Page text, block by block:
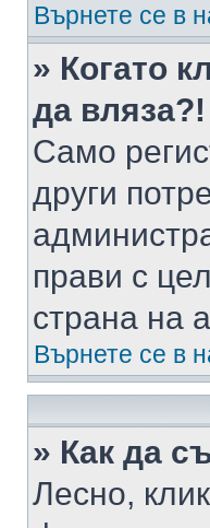
Върнете се в
» Когато
да вляза?!
Само
други
прави с
страна на
Върнете се в
» Как да
Лесно,